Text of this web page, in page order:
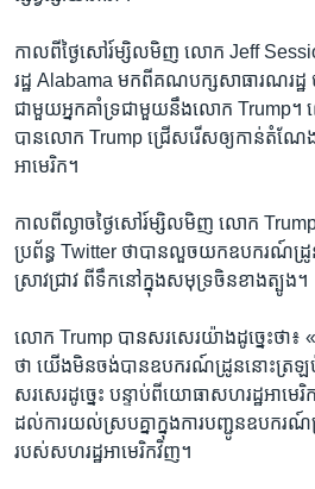
កាល​ពី​ថ្ងៃ​សៅរ៍​ម្សិលមិញ លោក Jeff
រដ្ឋ Alabama មកពី​គណបក្ស​សាធារណរដ្ឋ
ជាមួយ​អ្នក​គាំទ្រ​ជាមួយ​នឹង​លោក Trump។
បាន​លោក Trump ជ្រើសរើស​ឲ្យ​កាន់​តំណែង​
អាមេរិក។
កាល​ពី​ល្ងាច​ថ្ងៃ​សៅរ៍​ម្សិលមិញ លោក
ប្រព័ន្ធ Twitter ថា​បាន​លួច​យក​ឧបករណ៍​ដ្រូន​
ស្រាវជ្រាវ ពី​ទឹក​នៅ​ក្នុង​សមុទ្រ​ចិន​ខាង​ត្បូង។
លោក Trump បាន​សរសេរ​យ៉ាង​ដូច្នេះ​ថា៖
ថា យើង​មិន​ចង់​បាន​ឧបករណ៍​ដ្រូន​នោះ​ត្រ
សរសេរ​ដូច្នេះ បន្ទាប់​ពី​យោធា​សហរដ្ឋ​អាម
ដល់​ការ​យល់​ស្រប​គ្នា​ក្នុង​ការ​បញ្ជូន​ឧបករ
របស់​សហរដ្ឋ​អាមេរិក​វិញ។